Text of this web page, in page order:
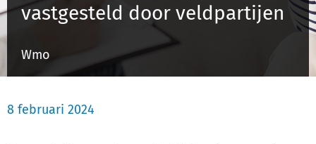
Inloggen
Registreren
vastgesteld door veldpartijen
Wmo
8 februari 2024